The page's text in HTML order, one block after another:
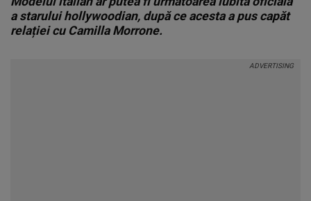
a starului hollywoodian, după ce acesta a pus capăt
relației cu Camilla Morrone.